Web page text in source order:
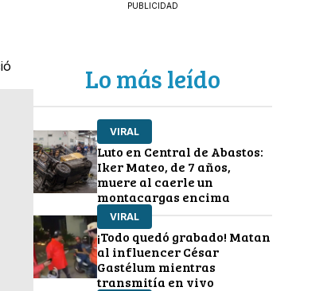
PUBLICIDAD
Lo más leído
VIRAL
Luto en Central de Abastos:
Iker Mateo, de 7 años,
muere al caerle un
montacargas encima
VIRAL
¡Todo quedó grabado! Matan
al influencer César
Gastélum mientras
transmitía en vivo